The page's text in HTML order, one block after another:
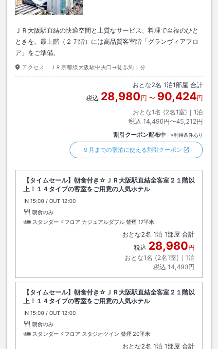
ＪＲ大阪駅直結の快適空間と上質なサービス、料理で至福のひと
ときを。最上階（２７階）には高品質客室階「グランヴィアフロ
ア」をご準備。
アクセス： ＪＲ京都線大阪駅中央口→徒歩約１分
おとな2名 1泊1部屋 合計
税込 28,980円 〜 90,424円
おとな1名 (2名1室)｜ 1泊
税込 14,490円〜45,212円
割引クーポン配布中 ※利用条件あり
９月までの宿泊に使える割引クーポン
【タイムセール】朝食付き☆ＪＲ大阪駅直結全客室２１階以
上！１４タイプの客室をご用意の人気ホテル
IN チェックイン
15:00 / OUT チェックアウト
12:00
朝食のみ
スタンダードフロア カジュアルダブル 禁煙 17平米
おとな2名 1泊 1部屋 合計
税込 28,980円
おとな1名 (2名1室)｜ 1泊
税込 14,490円
【タイムセール】朝食付き☆ＪＲ大阪駅直結全客室２１階以
上！１４タイプの客室をご用意の人気ホテル
IN チェックイン
15:00 / OUT チェックアウト
12:00
朝食のみ
スタンダードフロア スタジオツイン 禁煙 20平米
おとな2名 1泊 1部屋 合計